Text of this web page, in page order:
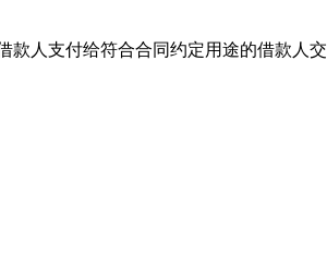
款人支付给符合合同约定用途的借款人交